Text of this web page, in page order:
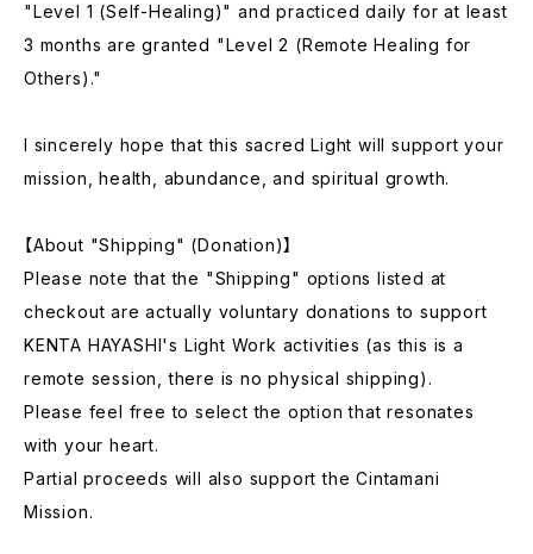
"Level 1 (Self-Healing)" and practiced daily for at least
3 months are granted "Level 2 (Remote Healing for
Others)."
I sincerely hope that this sacred Light will support your
mission, health, abundance, and spiritual growth.
【About "Shipping" (Donation)】
Please note that the "Shipping" options listed at
checkout are actually voluntary donations to support
KENTA HAYASHI's Light Work activities (as this is a
remote session, there is no physical shipping).
Please feel free to select the option that resonates
with your heart.
Partial proceeds will also support the Cintamani
Mission.